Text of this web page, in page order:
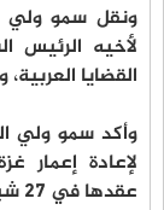
ونقل سمو ولي
لأخيه الرئيس
القضايا
وأكد سمو ولي
لإعادة إعمار
عقدها في 27 شباط الجاري.